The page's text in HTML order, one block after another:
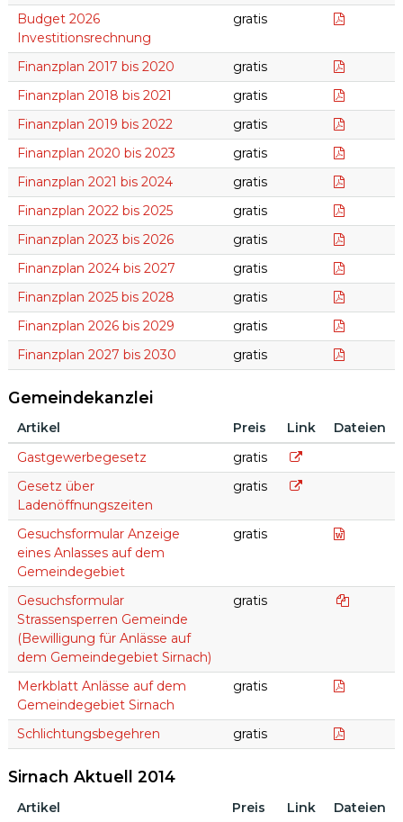
Budget 2026
Investitionsrechnung
gratis
Finanzplan 2017 bis 2020 gratis
Finanzplan 2018 bis 2021
gratis
Finanzplan 2019 bis 2022
gratis
Finanzplan 2020 bis 2023
gratis
Finanzplan 2021 bis 2024
gratis
Finanzplan 2022 bis 2025
gratis
Finanzplan 2023 bis 2026
gratis
Finanzplan 2024 bis 2027
gratis
Finanzplan 2025 bis 2028
gratis
Finanzplan 2026 bis 2029
gratis
Finanzplan 2027 bis 2030
gratis
Gemeindekanzlei
Gemeindekanzlei
Artikel Preis Link
Dateien
Gastgewerbegesetz
gratis
Gesetz über
Ladenöffnungszeiten
gratis Gesetz über
Gesuchsformular Anzeige
eines Anlasses auf dem
Gemeindegebiet
gratis
Gesuchsformular
Strassensperren Gemeinde
(Bewilligung für Anlässe auf
dem Gemeindegebiet Sirnach)
gratis
Merkblatt Anlässe auf dem
Gemeindegebiet Sirnach
gratis
Schlichtungsbegehren gratis
Sirnach Aktuell 2014
Artikel Preis Link
Dateien